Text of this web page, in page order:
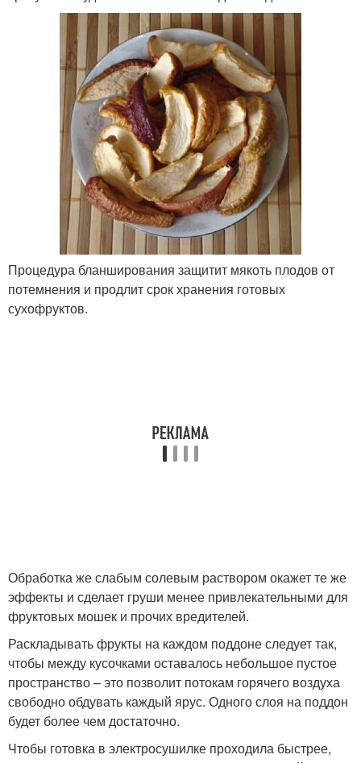
Процедура бланширования защитит мякоть плодов от
потемнения и продлит срок хранения готовых
сухофруктов.
Обработка же слабым солевым раствором окажет те же
эффекты и сделает груши менее привлекательными для
фруктовых мошек и прочих вредителей.
Раскладывать фрукты на каждом поддоне следует так,
чтобы между кусочками оставалось небольшое пустое
пространство – это позволит потокам горячего воздуха
свободно обдувать каждый ярус. Одного слоя на поддон
будет более чем достаточно.
Чтобы готовка в электросушилке проходила быстрее,